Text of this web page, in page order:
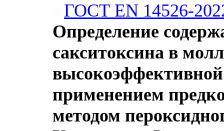
ГОСТ EN 14526-
Определение
сакситоксина в
применением
методом